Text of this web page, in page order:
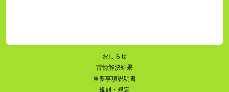
おしらせ
苦情解決結果
重要事項説明書
規則・規定